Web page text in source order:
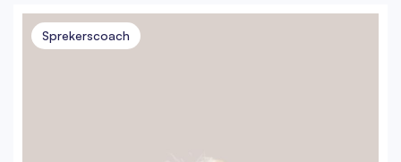
Sprekerscoach